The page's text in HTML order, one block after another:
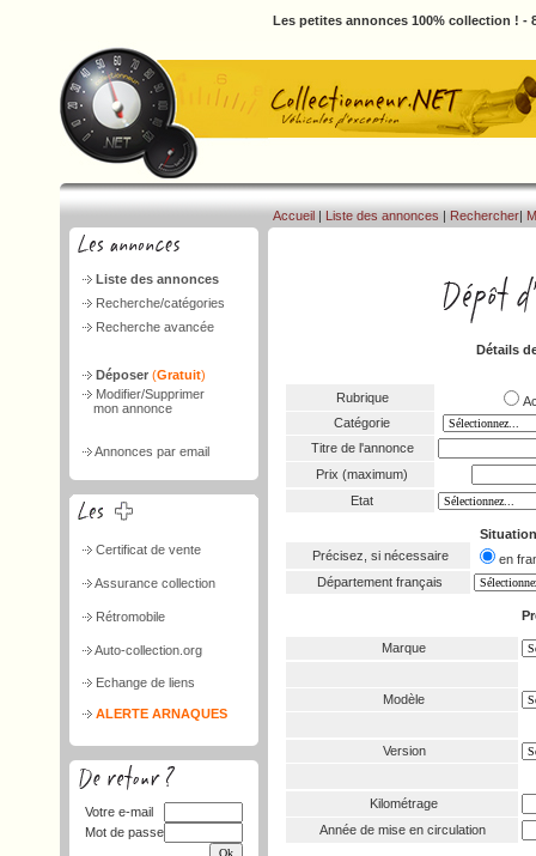
Les petites annonces 100% collection ! -
Liste des annonces
Recherche/catégories
Recherche avancée
Déposer (Gratuit)
Modifier/Supprimer
mon annonce
Annonces par email
Certificat de vente
Assurance collection
Rétromobile
Auto-collection.org
Echange de liens
ALERTE ARNAQUES
Votre e-mail
Mot de passe
Accueil | Liste des annonces | Rechercher|
Détails
Rubrique
Catégorie
Titre de l'annonce
Prix (maximum)
Etat
Précisez, si nécessaire
en
Département français
Marque
Modèle
Version
Kilométrage
Année de mise en circulation